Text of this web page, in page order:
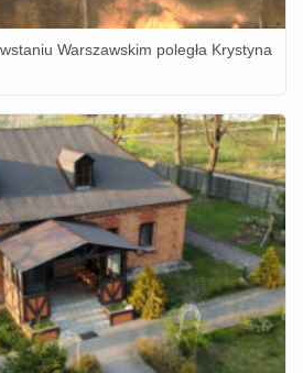
Warszawskim poległa Krystyna